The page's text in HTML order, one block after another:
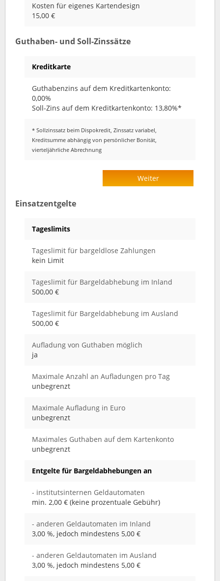
Kosten für eigenes Kartendesign
15,00 €
Guthaben- und Soll-Zinssätze
Kreditkarte
Guthabenzins auf dem Kreditkartenkonto:
0,00%
Soll-Zins auf dem Kreditkartenkonto: 13,80%*
* Sollzinssatz beim Dispokredit, Zinssatz variabel,
Kreditsumme abhängig von persönlicher Bonität,
vierteljährliche Abrechnung
Weiter
Einsatzentgelte
Tageslimits
Tageslimit für bargeldlose Zahlungen
kein Limit
Tageslimit für Bargeldabhebung im Inland
500,00 €
Tageslimit für Bargeldabhebung im Ausland
500,00 €
Aufladung von Guthaben möglich
ja
Maximale Anzahl an Aufladungen pro Tag
unbegrenzt
Maximale Aufladung in Euro
unbegrenzt
Maximales Guthaben auf dem Kartenkonto
unbegrenzt
Entgelte für Bargeldabhebungen an
- institutsinternen Geldautomaten
min. 2,00 € (keine prozentuale Gebühr)
- anderen Geldautomaten im Inland
3,00 %, jedoch mindestens 5,00 €
- anderen Geldautomaten im Ausland
3,00 %, jedoch mindestens 5,00 €